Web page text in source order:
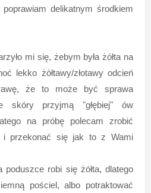
delikatnym środkiem
mi się, żebym była żółta na
lekko żółtawy/złotawy odcień
że to może być sprawa
skóry przyjmą "głębiej" ów
na próbę polecam zrobić
i przekonać się jak to z Wami
robi się żółta, dlatego
pościel, albo potraktować